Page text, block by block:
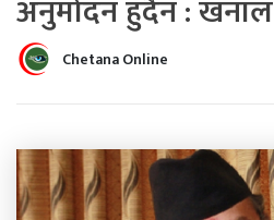
अनुमोदन हुँदैन : खनाल
Chetana Online